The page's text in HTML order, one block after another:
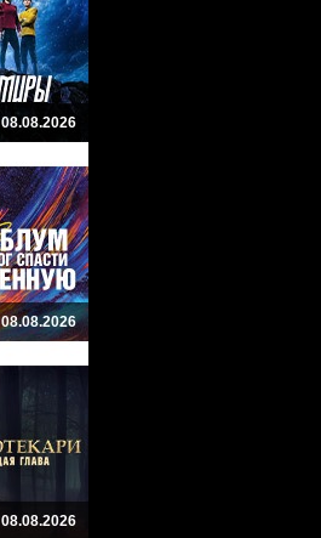
08.08.2026
08.08.2026
08.08.2026